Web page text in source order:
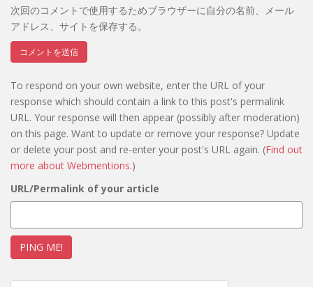
次回のコメントで使用するためブラウザーに自分の名前、メール
アドレス、サイトを保存する。
To respond on your own website, enter the URL of your
response which should contain a link to this post's permalink
URL. Your response will then appear (possibly after moderation)
on this page. Want to update or remove your response? Update
or delete your post and re-enter your post's URL again. (Find out
more about Webmentions.)
URL/Permalink of your article